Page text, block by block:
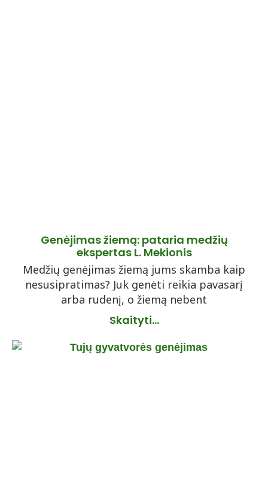
Genėjimas žiemą: pataria medžių
ekspertas L. Mekionis
Medžių genėjimas žiemą jums skamba kaip
nesusipratimas? Juk genėti reikia pavasarį
arba rudenį, o žiemą nebent
Skaityti...